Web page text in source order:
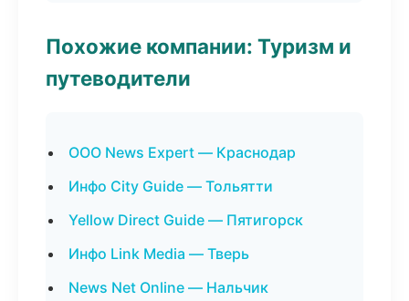
Похожие компании: Туризм и
путеводители
ООО News Expert — Краснодар
Инфо City Guide — Тольятти
Yellow Direct Guide — Пятигорск
Инфо Link Media — Тверь
News Net Online — Нальчик